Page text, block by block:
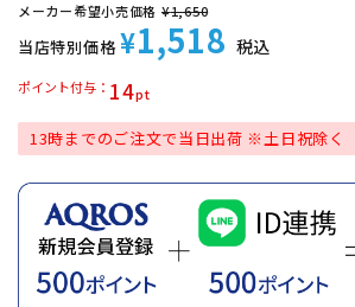
メーカー希望小売価格 ¥1,650
当店特別価格 ¥1,518 税込
14
ポイント付与
13時までのご注文で当日出荷 ※土日祝除く